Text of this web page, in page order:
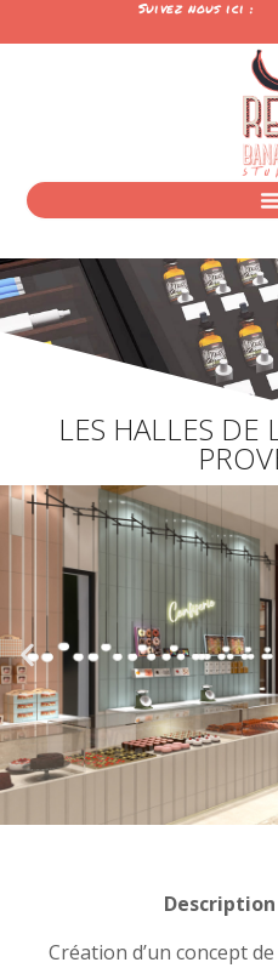
Suivez nous ici :
LES HALLES DE
Création d’un concept